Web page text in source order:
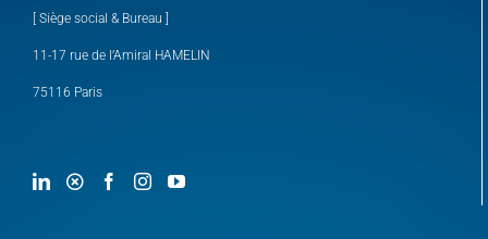
[ Siège social & Bureau ]
11-17 rue de l’Amiral HAMELIN
75116 Paris